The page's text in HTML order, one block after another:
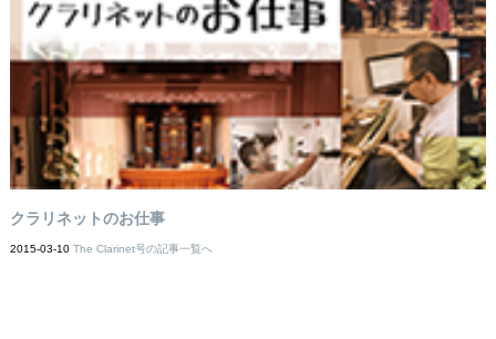
クラリネットのお仕事
2015-03-10 The Clarinet号の記事一覧へ